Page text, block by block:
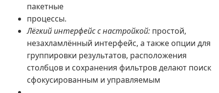
пакетные
процессы.
Лёгкий интерфейс с настройкой: простой,
незахламлённый интерфейс, а также опции для
группировки результатов, расположения
столбцов и сохранения фильтров делают поиск
сфокусированным и управляемым